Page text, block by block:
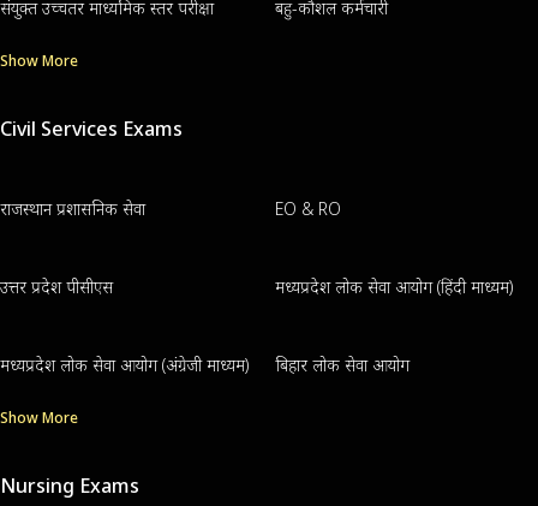
संयुक्त उच्चतर माध्यमिक स्तर परीक्षा बहु-कौशल कर्मचारी
Show More
Civil Services Exams
राजस्थान प्रशासनिक सेवा EO & RO
उत्तर प्रदेश पीसीएस मध्यप्रदेश लोक सेवा आयोग (हिंदी माध्यम)
मध्यप्रदेश लोक सेवा आयोग (अंग्रेजी माध्यम) बिहार लोक सेवा आयोग
Show More
Nursing Exams